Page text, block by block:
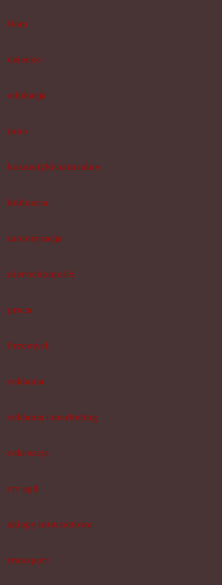
Dom
dziecko
edukacja
inne
kosmetyki naturalne
kulinaria
motoryzacja
nieruchomości
praca
Przemysł
reklama
reklama i marketing
rekreacja
rtv agd
sklepy internetowe
transport